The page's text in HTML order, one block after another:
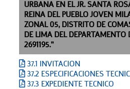
URBANA EN EL JR. SANTA
REINA DEL PUEBLO JOVEN
ZONAL 05, DISTRITO DE
DE LIMA DEL DEPARTAMENTO
2691195.”
37.1 INVITACION
37.2 ESPECIFICACIONES
37.3 EXPEDIENTE TECNICO